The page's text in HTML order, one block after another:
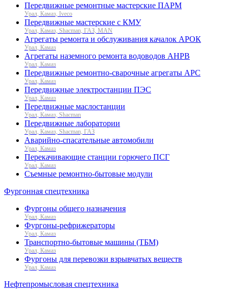
Передвижные ремонтные мастерские ПАРМ
Урал, Камаз, Iveco
Передвижные мастерские с КМУ
Урал, Камаз, Shacman, ГАЗ, MAN
Агрегаты ремонта и обслуживания качалок АРОК
Урал, Камаз
Агрегаты наземного ремонта водоводов АНРВ
Урал, Камаз
Передвижные ремонтно-сварочные агрегаты АРС
Урал, Камаз
Передвижные электростанции ПЭС
Урал, Камаз
Передвижные маслостанции
Урал, Камаз, Shacman
Передвижные лаборатории
Урал, Камаз, Shacman, ГАЗ
Аварийно-спасательные автомобили
Урал, Камаз
Перекачивающие станции горючего ПСГ
Урал, Камаз
Съемные ремонтно-бытовые модули
Фургонная спецтехника
Фургоны общего назначения
Урал, Камаз
Фургоны-рефрижераторы
Урал, Камаз
Транспортно-бытовые машины (ТБМ)
Урал, Камаз
Фургоны для перевозки взрывчатых веществ
Урал, Камаз
Нефтепромысловая спецтехника